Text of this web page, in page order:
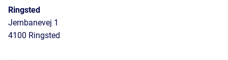
Ringsted
Jernbanevej 1
4100 Ringsted